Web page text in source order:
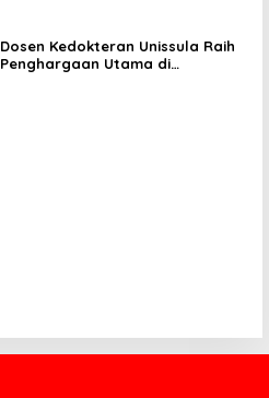
Dosen Kedokteran Unissula Raih
Penghargaan Utama di